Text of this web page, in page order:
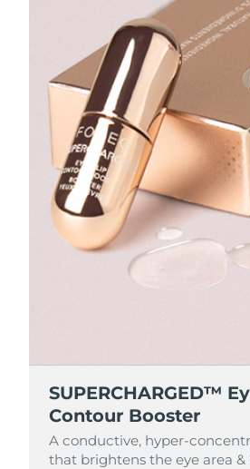
SUPERCHARGED™
Contour Booster
A conductive, hyper-
that brightens the eye area